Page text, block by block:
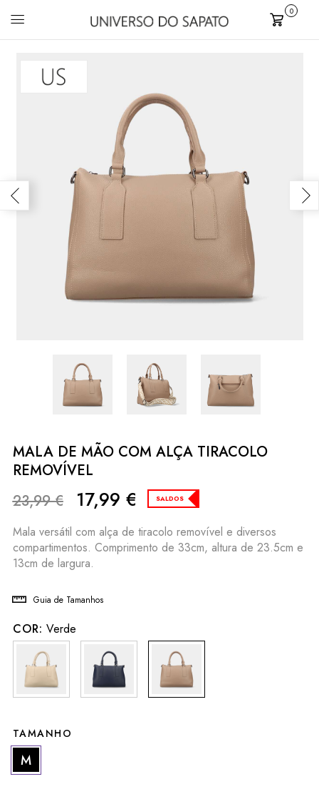
Carrinho
0
MALA DE MÃO COM ALÇA TIRACOLO
REMOVÍVEL
23,99€ 17,99 € SALDOS
Mala versátil com alça de tiracolo removível e diversos
compartimentos. Comprimento de 33cm, altura de 23.5cm e
13cm de largura.
Guia de Tamanhos
COR: Verde
TAMANHO
M